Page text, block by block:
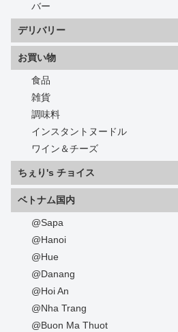
バー
デリバリー
お買い物
食品
雑貨
調味料
インスタントヌードル
ワイン＆チーズ
ちぇり's チョイス
ベトナム国内
@Sapa
@Hanoi
@Hue
@Danang
@Hoi An
@Nha Trang
@Buon Ma Thuot